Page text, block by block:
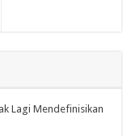
Lagi Mendefinisikan